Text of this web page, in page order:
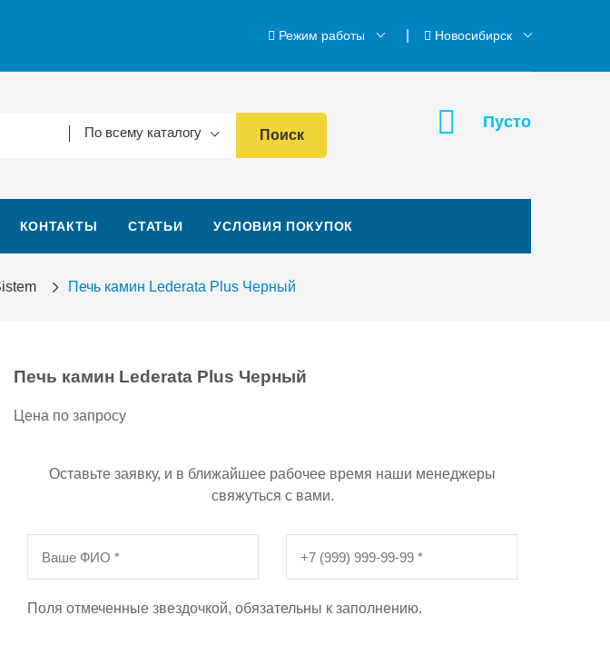
Режим работы Новосибирск
По всему каталогу Поиск
КОНТАКТЫ СТАТЬИ УСЛОВИЯ ПОКУПОК
Пусто
Печь камин Lederata Plus Черный
Печь камин Lederata Plus Черный
Цена по запросу
Оставьте заявку, и в ближайшее рабочее время наши менеджеры
свяжуться с вами.
Поля отмеченные звездочкой, обязательны к заполнению.